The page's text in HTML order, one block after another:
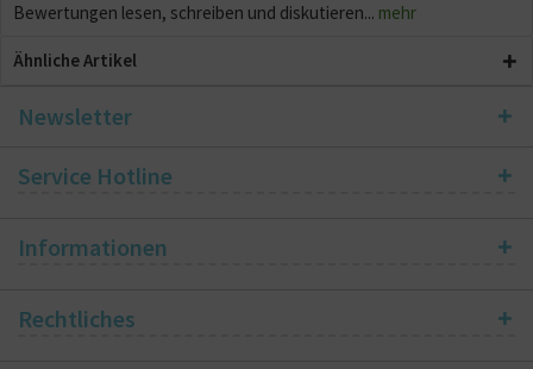
Bewertungen lesen, schreiben und diskutieren... mehr
Ähnliche Artikel
Newsletter
Service Hotline
Informationen
Rechtliches